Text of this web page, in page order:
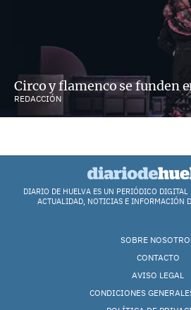
Circo y flamenco se funden
REDACCIÓN
DIARIO DE HUELVA ES UN PERIÓDICO
ACTUALIDAD, NOTICIAS E INFORMACIÓN
SOBRE
CONTACTO
AVISO LEGAL
CONDICIONES